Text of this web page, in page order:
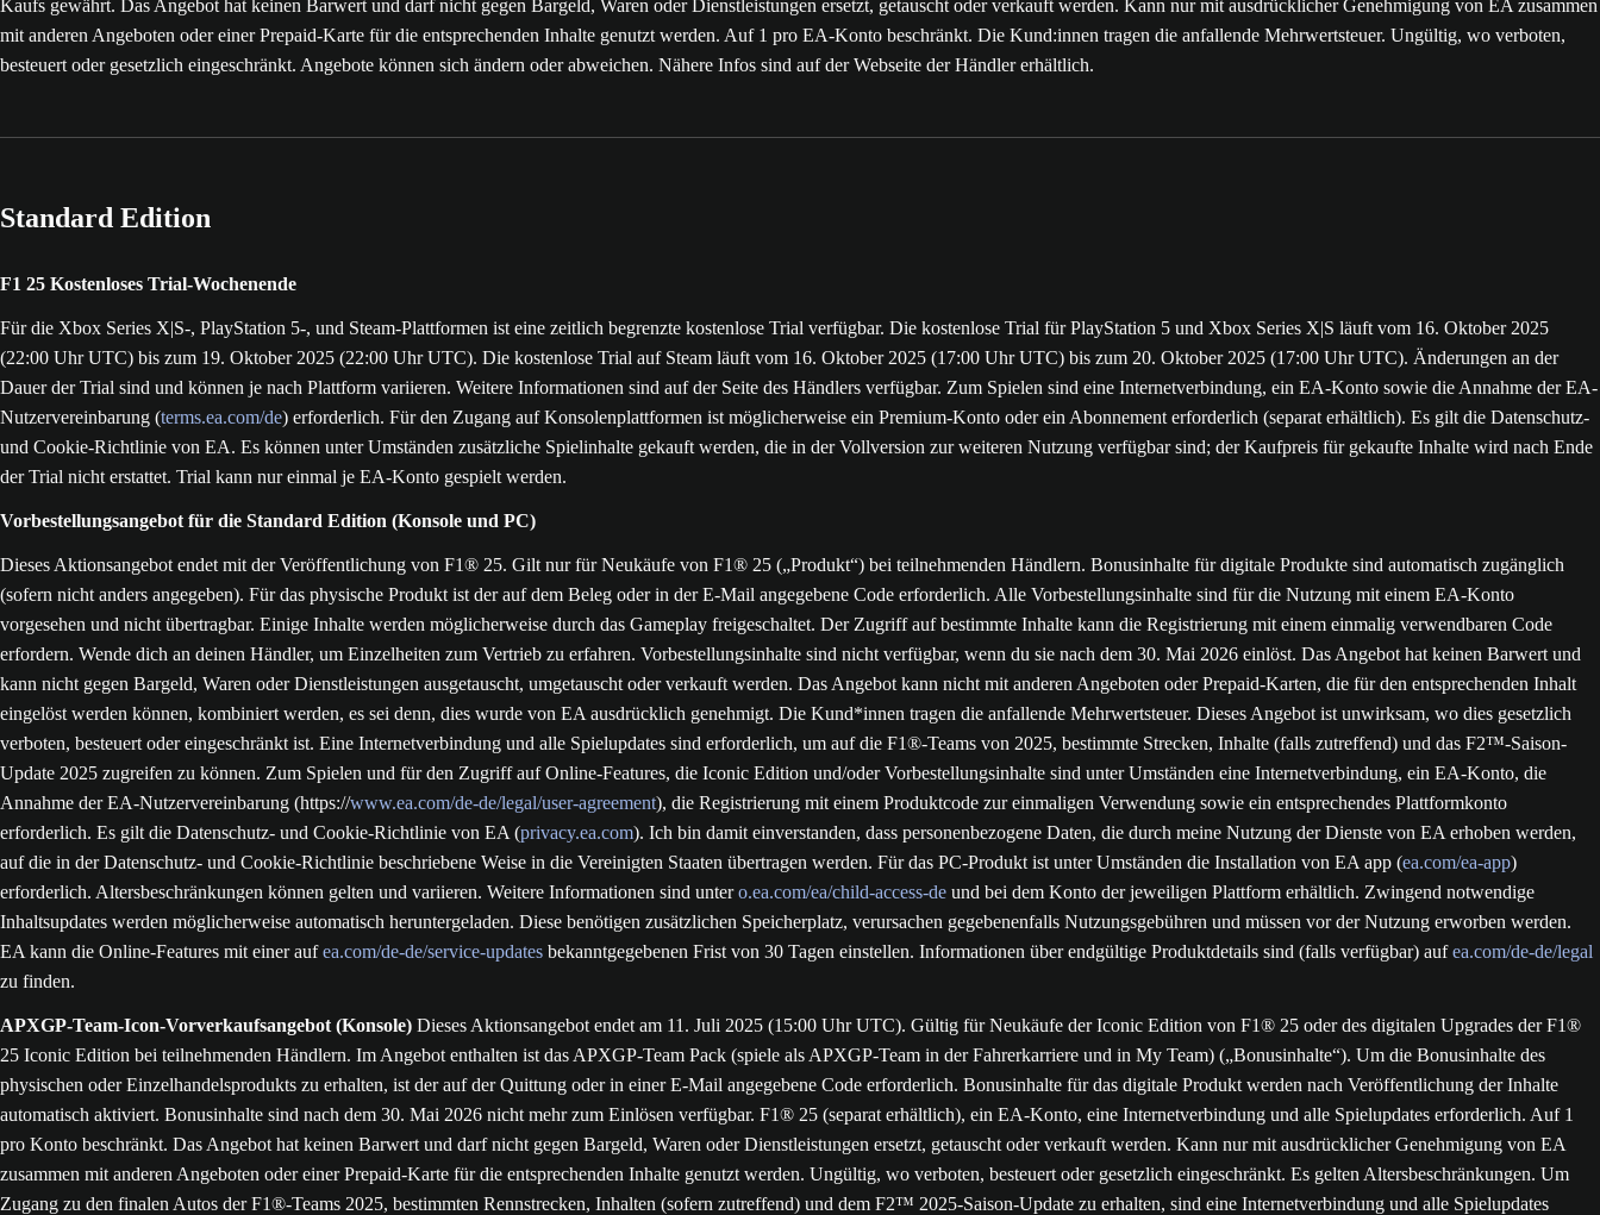
Kaufs gewährt. Das Angebot hat keinen Barwert und darf nicht gegen Bargeld, Waren oder Dienstleistungen ersetzt, getauscht oder verkauft werden. Kann nur mit ausdrücklicher Genehmigung von EA zusammen
mit anderen Angeboten oder einer Prepaid-Karte für die entsprechenden Inhalte genutzt werden. Auf 1 pro EA-Konto beschränkt. Die Kund:innen tragen die anfallende Mehrwertsteuer. Ungültig, wo verboten,
besteuert oder gesetzlich eingeschränkt. Angebote können sich ändern oder abweichen. Nähere Infos sind auf der Webseite der Händler erhältlich.
Standard Edition
F1 25 Kostenloses Trial-Wochenende
Für die Xbox Series X|S-, PlayStation 5-, und Steam-Plattformen ist eine zeitlich begrenzte kostenlose Trial verfügbar. Die kostenlose Trial für PlayStation 5 und Xbox Series X|S läuft vom 16. Oktober 2025
(22:00 Uhr UTC) bis zum 19. Oktober 2025 (22:00 Uhr UTC). Die kostenlose Trial auf Steam läuft vom 16. Oktober 2025 (17:00 Uhr UTC) bis zum 20. Oktober 2025 (17:00 Uhr UTC). Änderungen an der
Dauer der Trial sind und können je nach Plattform variieren. Weitere Informationen sind auf der Seite des Händlers verfügbar. Zum Spielen sind eine Internetverbindung, ein EA-Konto sowie die Annahme der EA-
Nutzervereinbarung (terms.ea.com/de) erforderlich. Für den Zugang auf Konsolenplattformen ist möglicherweise ein Premium-Konto oder ein Abonnement erforderlich (separat erhältlich). Es gilt die Datenschutz-
und Cookie-Richtlinie von EA. Es können unter Umständen zusätzliche Spielinhalte gekauft werden, die in der Vollversion zur weiteren Nutzung verfügbar sind; der Kaufpreis für gekaufte Inhalte wird nach Ende
der Trial nicht erstattet. Trial kann nur einmal je EA-Konto gespielt werden.
Vorbestellungsangebot für die Standard Edition (Konsole und PC)
Dieses Aktionsangebot endet mit der Veröffentlichung von F1® 25. Gilt nur für Neukäufe von F1® 25 („Produkt“) bei teilnehmenden Händlern. Bonusinhalte für digitale Produkte sind automatisch zugänglich
(sofern nicht anders angegeben). Für das physische Produkt ist der auf dem Beleg oder in der E-Mail angegebene Code erforderlich. Alle Vorbestellungsinhalte sind für die Nutzung mit einem EA-Konto
vorgesehen und nicht übertragbar. Einige Inhalte werden möglicherweise durch das Gameplay freigeschaltet. Der Zugriff auf bestimmte Inhalte kann die Registrierung mit einem einmalig verwendbaren Code
erfordern. Wende dich an deinen Händler, um Einzelheiten zum Vertrieb zu erfahren. Vorbestellungsinhalte sind nicht verfügbar, wenn du sie nach dem 30. Mai 2026 einlöst. Das Angebot hat keinen Barwert und
kann nicht gegen Bargeld, Waren oder Dienstleistungen ausgetauscht, umgetauscht oder verkauft werden. Das Angebot kann nicht mit anderen Angeboten oder Prepaid-Karten, die für den entsprechenden Inhalt
eingelöst werden können, kombiniert werden, es sei denn, dies wurde von EA ausdrücklich genehmigt. Die Kund*innen tragen die anfallende Mehrwertsteuer. Dieses Angebot ist unwirksam, wo dies gesetzlich
verboten, besteuert oder eingeschränkt ist. Eine Internetverbindung und alle Spielupdates sind erforderlich, um auf die F1®-Teams von 2025, bestimmte Strecken, Inhalte (falls zutreffend) und das F2™-Saison-
Update 2025 zugreifen zu können. Zum Spielen und für den Zugriff auf Online-Features, die Iconic Edition und/oder Vorbestellungsinhalte sind unter Umständen eine Internetverbindung, ein EA-Konto, die
Annahme der EA-Nutzervereinbarung (https://www.ea.com/de-de/legal/user-agreement), die Registrierung mit einem Produktcode zur einmaligen Verwendung sowie ein entsprechendes Plattformkonto
erforderlich. Es gilt die Datenschutz- und Cookie-Richtlinie von EA (privacy.ea.com). Ich bin damit einverstanden, dass personenbezogene Daten, die durch meine Nutzung der Dienste von EA erhoben werden,
auf die in der Datenschutz- und Cookie-Richtlinie beschriebene Weise in die Vereinigten Staaten übertragen werden. Für das PC-Produkt ist unter Umständen die Installation von EA app (ea.com/ea-app)
erforderlich. Altersbeschränkungen können gelten und variieren. Weitere Informationen sind untero.ea.com/ea/child-access-de und bei dem Konto der jeweiligen Plattform erhältlich. Zwingend notwendige
Inhaltsupdates werden möglicherweise automatisch heruntergeladen. Diese benötigen zusätzlichen Speicherplatz, verursachen gegebenenfalls Nutzungsgebühren und müssen vor der Nutzung erworben werden.
EA kann die Online-Features mit einer aufea.com/de-de/service-updates bekanntgegebenen Frist von 30 Tagen einstellen. Informationen über endgültige Produktdetails sind (falls verfügbar) aufea.com/de-de/legal
zu finden.
APXGP-Team-Icon-Vorverkaufsangebot (Konsole) Dieses Aktionsangebot endet am 11. Juli 2025 (15:00 Uhr UTC). Gültig für Neukäufe der Iconic Edition von F1® 25 oder des digitalen Upgrades der F1®
25 Iconic Edition bei teilnehmenden Händlern. Im Angebot enthalten ist das APXGP-Team Pack (spiele als APXGP-Team in der Fahrerkarriere und in My Team) („Bonusinhalte“). Um die Bonusinhalte des
physischen oder Einzelhandelsprodukts zu erhalten, ist der auf der Quittung oder in einer E-Mail angegebene Code erforderlich. Bonusinhalte für das digitale Produkt werden nach Veröffentlichung der Inhalte
automatisch aktiviert. Bonusinhalte sind nach dem 30. Mai 2026 nicht mehr zum Einlösen verfügbar. F1® 25 (separat erhältlich), ein EA-Konto, eine Internetverbindung und alle Spielupdates erforderlich. Auf 1
pro Konto beschränkt. Das Angebot hat keinen Barwert und darf nicht gegen Bargeld, Waren oder Dienstleistungen ersetzt, getauscht oder verkauft werden. Kann nur mit ausdrücklicher Genehmigung von EA
zusammen mit anderen Angeboten oder einer Prepaid-Karte für die entsprechenden Inhalte genutzt werden. Ungültig, wo verboten, besteuert oder gesetzlich eingeschränkt. Es gelten Altersbeschränkungen. Um
Zugang zu den finalen Autos der F1®-Teams 2025, bestimmten Rennstrecken, Inhalten (sofern zutreffend) und dem F2™ 2025-Saison-Update zu erhalten, sind eine Internetverbindung und alle Spielupdates